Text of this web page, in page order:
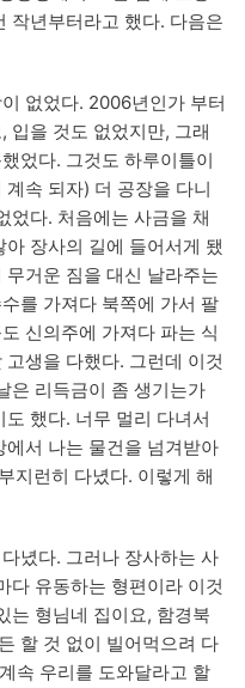
작년부터라고 했다. 다음은
없었다. 2006년인가 부터
입을 것도 없었지만, 그래
었다. 그것도 하루이틀이
계속 되자) 더 공장을 다니
었다. 처음에는 사금을 채
장사의 길에 들어서게 됐
거운 짐을 대신 날라주는
를 가져다 북쪽에 가서 팔
신의주에 가져다 파는 식
생을 다했다. 그런데 이것
은 리득금이 좀 생기는가
했다. 너무 멀리 다녀서
서 나는 물건을 넘겨받아
지런히 다녔다. 이렇게 해
녔다. 그러나 장사하는 사
다 유동하는 형편이라 이것
는 형님네 집이요, 함경북
할 것 없이 빌어먹으려 다
속 우리를 도와달라고 할